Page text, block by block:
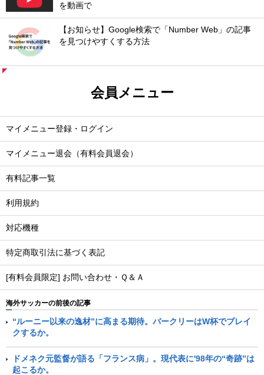
を動画で
【お知らせ】Google検索で「Number Web」の記事
を見つけやすくする方法
会員メニュー
マイメニュー登録・ログイン
マイメニュー退会（有料会員退会）
有料記事一覧
利用規約
対応機種
特定商取引法に基づく表記
[有料会員限定] お問い合わせ・Ｑ＆Ａ
海外サッカーの前後の記事
“ルーニー以来の逸材”に高まる期待。バークリーはW杯でブレイ
クするか。
ドメネク元監督が語る「フランス病」。現代表に'98年の“奇跡”は
起こるか。